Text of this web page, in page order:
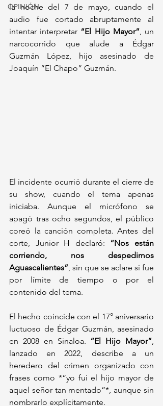
OPINIÓN
la noche del 7 de mayo, cuando el
audio fue cortado abruptamente al
intentar interpretar “El Hijo Mayor”, un
narcocorrido que alude a Édgar
Guzmán López, hijo asesinado de
Joaquín “El Chapo” Guzmán.
El incidente ocurrió durante el cierre de
su show, cuando el tema apenas
iniciaba. Aunque el micrófono se
apagó tras ocho segundos, el público
coreó la canción completa. Antes del
corte, Junior H declaró: “Nos están
corriendo, nos despedimos
Aguascalientes” , sin que se aclare si fue
por límite de tiempo o por el
contenido del tema.
El hecho coincide con el 17° aniversario
luctuoso de Édgar Guzmán, asesinado
en 2008 en Sinaloa. “El Hijo Mayor”
lanzado en 2022, describe a un
heredero del crimen organizado con
frases como *“yo fui el hijo mayor de
aquel señor tan mentado”*, aunque sin
nombrarlo explícitamente.